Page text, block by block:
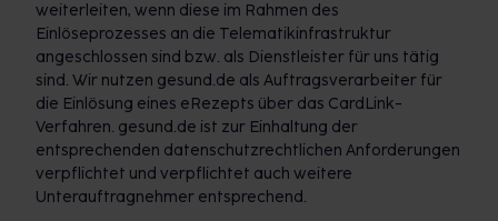
weiterleiten, wenn diese im Rahmen des
Einlöseprozesses an die Telematikinfrastruktur
angeschlossen sind bzw. als Dienstleister für uns tätig
sind. Wir nutzen gesund.de als Auftragsverarbeiter für
die Einlösung eines eRezepts über das CardLink-
Verfahren. gesund.de ist zur Einhaltung der
entsprechenden datenschutzrechtlichen Anforderungen
verpflichtet und verpflichtet auch weitere
Unterauftragnehmer entsprechend.